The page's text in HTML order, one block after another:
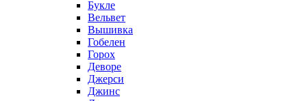
Букле
Вельвет
Вышивка
Гобелен
Горох
Деворе
Джерси
Джинс